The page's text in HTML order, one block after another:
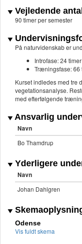
Vejledende
90 timer per semester
På naturvidenskab er
Introfase: 24 timer
Træningsfase: 66
Kurset indledes med tre
vegetationsanalyse.
med efterfølgende
Ansvarlig
Navn
Bo Thamdrup
Yderligere
Navn
Johan Dahlgren
Odense
Vis fuldt skema